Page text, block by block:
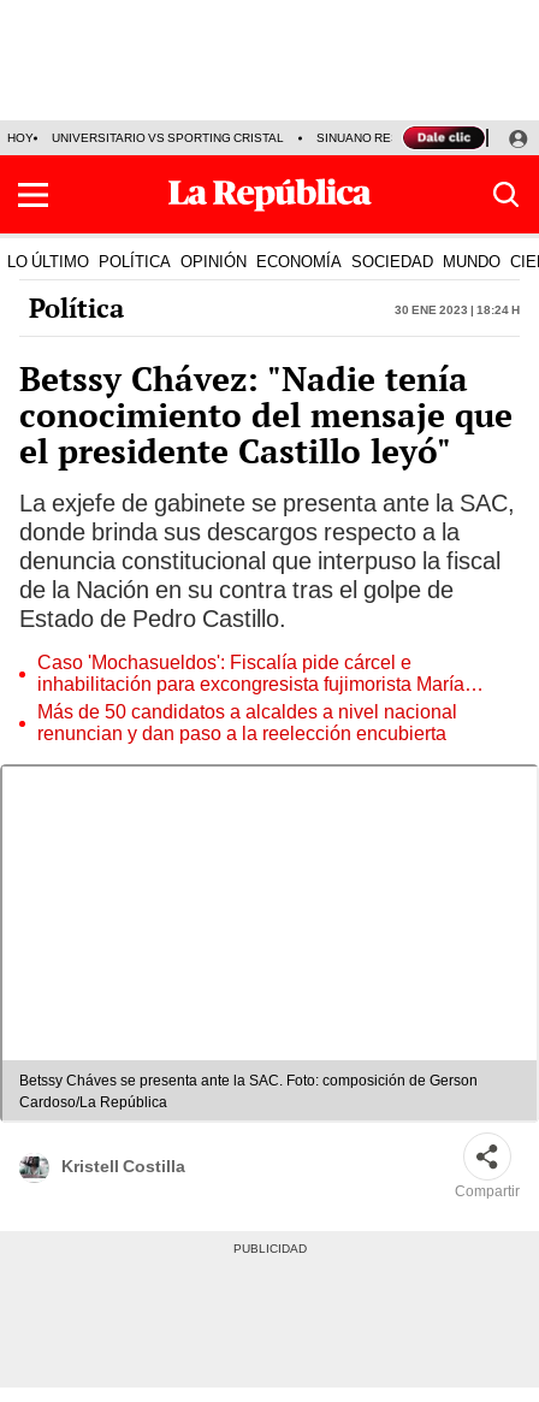
HOY UNIVERSITARIO VS SPORTING CRISTAL SINUANO RESULTADOS HOY
LO ÚLTIMO POLÍTICA OPINIÓN ECONOMÍA SOCIEDAD MUNDO
Política 30 Ene 2023 | 18:24 h
Betssy Chávez: "Nadie tenía
conocimiento del mensaje que
el presidente Castillo leyó"
La exjefe de gabinete se presenta ante la SAC,
donde brinda sus descargos respecto a la
denuncia constitucional que interpuso la fiscal
de la Nación en su contra tras el golpe de
Estado de Pedro Castillo.
Caso 'Mochasueldos': Fiscalía pide cárcel e
inhabilitación para excongresista fujimorista María
Cordero Jon Tay
Más de 50 candidatos a alcaldes a nivel nacional
renuncian y dan paso a la reelección encubierta
Betssy Cháves se presenta ante la SAC. Foto: composición de Gerson
Cardoso/La República
Kristell Costilla
Compartir